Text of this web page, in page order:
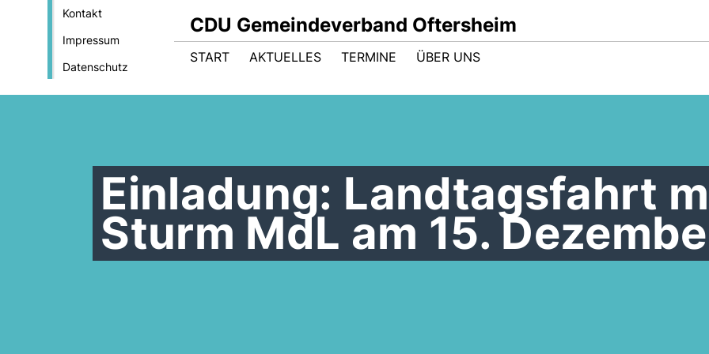
Kontakt
Impressum
Datenschutz
CDU Gemeindeverband Oftersheim
START AKTUELLES TERMINE ÜBER UNS
Einladung: Landtagsfahrt
Sturm MdL am 15.